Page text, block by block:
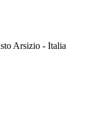
Arsizio - Italia